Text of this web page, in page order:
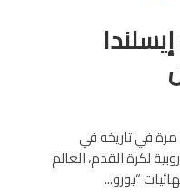
إيسلندا
مرة في تاريخه في
لكرة القدم، العالم
“يورو...